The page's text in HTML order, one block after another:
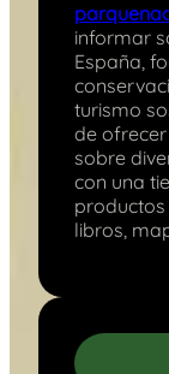
informar
España,
turismo
de
sobre
con una
libros,